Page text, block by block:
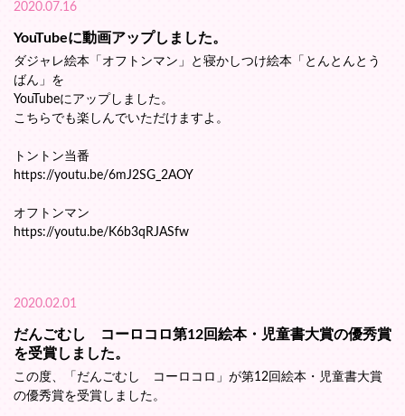
2020.07.16
YouTubeに動画アップしました。
ダジャレ絵本「オフトンマン」と寝かしつけ絵本「とんとんとう
ばん」を
YouTubeにアップしました。
こちらでも楽しんでいただけますよ。
トントン当番
https://youtu.be/6mJ2SG_2AOY
オフトンマン
https://youtu.be/K6b3qRJASfw
2020.02.01
だんごむし コーロコロ第12回絵本・児童書大賞の優秀賞
を受賞しました。
この度、「だんごむし コーロコロ」が第12回絵本・児童書大賞
の優秀賞を受賞しました。